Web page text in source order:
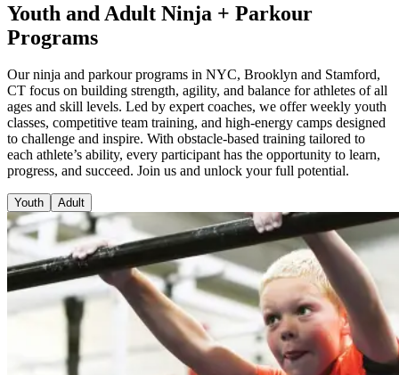
Youth and Adult Ninja + Parkour
Programs​​​​‌ ‍ ​‍​‍‌‍ ‌ ​‍‌‍‍‌‌‍‌ ‌‍‍‌‌‍ ‍​‍​‍​ ‍‍​‍​‍‌ ​ ‌‍​‌‌‍ ‍‌‍‍‌‌ ‌​‌ ‍‌​‍ ‍‌‍‍‌‌‍ ​‍​‍​‍ ​​‍​‍‌‍‍​‌ ​‍‌‍‌‌‌‍‌‍​‍​‍​ ‍‍​‍​‍‌‍‍​‌ ‌​‌ ‌​‌ ​​‌ ​ ​ ‍‍​‍ ​‍ ‌‍​ ‌‍‍​‌‍‌‌‌‍ ​‌ ​ ‌‍‌‌‌‍​‌‌ ​​‌‍‍‌‌‍‌‌‌ ​‍‌ ​ ​‍ ‍‌ ​ ‌‍​‌‌‍ ‍‌‍‍‌‌ ‌​‌ ‍‌​‍ ‍‌ ​ ‌ ‌​‌ ‌‌‌‍‌​‌‍‍‌‌‍ ​‍ ‌‍‍‌‌‍ ‍‌ ‌​‌‍‌‌‌‍ ‍‌ ‌​​‍ ‌‍‌‌‌‍‌​‌‍‍‌‌ ‌​​‍ ‌‍ ‌‌‍ ‌‍‌​‌‍‌‌​ ‌‌ ​​‌ ​‍‌‍‌‌‌ ​ ‌‍‌‌‌‍ ‍‌ ‌​‌‍​‌‌ ‌​‌‍‍‌‌‍ ‌‍ ‍​ ‍ ‌‍‍‌‌‍‌​​ ‌‌‍‌‍‌‍‌‍​ ‌‍‌‍‌‌‌‍‌‍‌‍​‍​ ‌ ​ ‌ ​‍ ‌​ ​ ‌‍​‍​ ‌​​ ​​​‍ ‌​ ‌​‌‍​ ​ ‍‌‌‍​‍​‍ ‌‌‍​‍‌‍‌‌​ ‍​‌‍​‌​‍ ‌​ ‍‌​ ​‍‌‍‌​‌‍​‌​ ​ ​ ​ ‌‍‌‌‌‍​ ‌‍​‌​ ​ ​ ‌‌​ ​‍​ ‍ ‌ ‌​‌ ‍‌‌ ​​‌‍‌‌​ ‌‌ ​​‌‍​‌‌‍‌ ‌‍‌‌​ ‍ ‌ ​​‌‍​‌‌ ‌​‌‍‍​​ ‌‌ ​​‌‍​‌‌‍‌ ‌‍‌‌‌​​‍‌ ‌‌‌‍‍‌‌‍ ​‌‍‌​‌‍‌‌‌ ​‍​‍‌‌​ ‌‌‌​​‍‌‌ ‌‍‍ ‌‍‌‌‌ ‍‌​‍‌‌​ ​ ‌​‌​​‍‌‌​ ​ ‌​‌​​‍‌‌​ ​‍​ ​‍‌‍​ ‌‍‌‌​ ​‍‌‍‌‍‌‍​ ‌‍‌​‌‍​‍​ ​​​ ‍​‌‍​‌‌‍‌‌​ ‌ ​‍‌‌​ ​‍​ ​‍​‍‌‌​ ‌‌‌​‌​​‍ ‍‌ ‌​‌‍‍‌‌ ‌​‌‍ ​‌‍‌‌​ ‌‍​‍‌‍​‌‌ ​ ‌‍‌‌‌‌‌‌‌ ​‍‌‍ ​​ ‌‌‍‍​‌ ‌​‌ ‌​‌ ​​‌ ​ ​‍‌‌​ ​ ‌​​‌​‍‌‌​ ​‍‌​‌‍​‍‌‌​ ​‍‌​‌‍‌‍​ ‌‍‍​‌‍‌‌‌‍ ​‌ ​ ‌‍‌‌‌‍​‌‌ ​​‌‍‍‌‌‍‌‌‌ ​‍‌ ​ ​‍ ‍‌ ​ ‌‍​‌‌‍ ‍‌‍‍‌‌ ‌​‌ ‍‌​‍ ‍‌ ​ ‌ ‌​‌ ‌‌‌‍‌​‌‍‍‌‌‍ ​‍‌‍‌‍‍‌‌‍‌​​ ‌‌‍‌‍‌‍‌‍​ ‌‍‌‍‌‌‌‍‌‍‌‍​‍​ ‌ ​ ‌ ​‍ ‌​ ​ ‌‍​‍​ ‌​​ ​​​‍ ‌​ ‌​‌‍​ ​ ‍‌‌‍​‍​‍ ‌‌‍​‍‌‍‌‌​ ‍​‌‍​‌​‍ ‌​ ‍‌​ ​‍‌‍‌​‌‍​‌​ ​ ​ ​ ‌‍‌‌‌‍​ ‌‍​‌​ ​ ​ ‌‌​ ​‍​‍‌‍‌ ‌​‌ ‍‌‌ ​​‌‍‌‌​ ‌‌ ​​‌‍​‌‌‍‌ ‌‍‌‌​‍‌‍‌ ​​‌‍​‌‌ ‌​‌‍‍​​ ‌‌ ​​‌‍​‌‌‍‌ ‌‍‌‌‌​​‍‌ ‌‌‌‍‍‌‌‍ ​‌‍‌​‌‍‌‌‌ ​‍​‍‌‌​ ‌‌‌​​‍‌‌ ‌‍‍ ‌‍‌‌‌ ‍‌​‍‌‌​ ​ ‌​‌​​‍‌‌​ ​ ‌​‌​​‍‌‌​ ​‍​ ​‍‌‍​ ‌‍‌‌​ ​‍‌‍‌‍‌‍​ ‌‍‌​‌‍​‍​ ​​​ ‍​‌‍​‌‌‍‌‌​ ‌ ​‍‌‌​ ​‍​ ​‍​‍‌‌​ ‌‌‌​‌​​‍ ‍‌ ‌​‌‍‍‌‌ ‌​‌‍ ​‌‍‌‌​‍‌‍‌ ​​‌‍‌‌‌ ​‍‌ ​ ‌ ​​‌‍‌‌‌‍​ ‌ ‌​‌‍‍‌‌ ‌‍‌‍‌‌​ ‌‌ ​​‌ ‌‌‌‍​‍‌‍ ​‌‍‍‌‌ ​ ‌‍‍​‌‍‌‌‌‍‌​​‍​‍‌ ‌
Our ninja and parkour programs in NYC, Brooklyn and Stamford,
CT focus on building strength, agility, and balance for athletes of all
ages and skill levels. Led by expert coaches, we offer weekly youth
classes, competitive team training, and high-energy camps designed
to challenge and inspire. With obstacle-based training tailored to
each athlete’s ability, every participant has the opportunity to learn,
progress, and succeed. Join us and unlock your full potential.​​​​‌ ‍ ​‍​‍‌‍ ‌ ​‍‌‍‍‌‌‍‌ ‌‍‍‌‌‍ ‍​‍​‍​ ‍‍​‍​‍‌ ​ ‌‍​‌‌‍ ‍‌‍‍‌‌ ‌​‌ ‍‌​‍ ‍‌‍‍‌‌‍ ​‍​‍​‍ ​​‍​‍‌‍‍​‌ ​‍‌‍‌‌‌‍‌‍​‍​‍​ ‍‍​‍​‍‌‍‍​‌ ‌​‌ ‌​‌ ​​‌ ​ ​ ‍‍​‍ ​‍ ‌‍​ ‌‍‍​‌‍‌‌‌‍ ​‌ ​ ‌‍‌‌‌‍​‌‌ ​​‌‍‍‌‌‍‌‌‌ ​‍‌ ​ ​‍ ‍‌ ​ ‌‍​‌‌‍ ‍‌‍‍‌‌ ‌​‌ ‍‌​‍ ‍‌ ​ ‌ ‌​‌ ‌‌‌‍‌​‌‍‍‌‌‍ ​‍ ‌‍‍‌‌‍ ‍‌ ‌​‌‍‌‌‌‍ ‍‌ ‌​​‍ ‌‍‌‌‌‍‌​‌‍‍‌‌ ‌​​‍ ‌‍ ‌‌‍ ‌‍‌​‌‍‌‌​ ‌‌ ​​‌ ​‍‌‍‌‌‌ ​ ‌‍‌‌‌‍ ‍‌ ‌​‌‍​‌‌ ‌​‌‍‍‌‌‍ ‌‍ ‍​ ‍ ‌‍‍‌‌‍‌​​ ‌‌‍‌‍‌‍‌‍​ ‌‍‌‍‌‌‌‍‌‍‌‍​‍​ ‌ ​ ‌ ​‍ ‌​ ​ ‌‍​‍​ ‌​​ ​​​‍ ‌​ ‌​‌‍​ ​ ‍‌‌‍​‍​‍ ‌‌‍​‍‌‍‌‌​ ‍​‌‍​‌​‍ ‌​ ‍‌​ ​‍‌‍‌​‌‍​‌​ ​ ​ ​ ‌‍‌‌‌‍​ ‌‍​‌​ ​ ​ ‌‌​ ​‍​ ‍ ‌ ‌​‌ ‍‌‌ ​​‌‍‌‌​ ‌‌ ​​‌‍​‌‌‍‌ ‌‍‌‌​ ‍ ‌ ​​‌‍​‌‌ ‌​‌‍‍​​ ‌‌ ​​‌‍​‌‌‍‌ ‌‍‌‌‌​​‍‌ ‌‌‌‍‍‌‌‍ ​‌‍‌​‌‍‌‌‌ ​‍​‍‌‌​ ‌‌‌​​‍‌‌ ‌‍‍ ‌‍‌‌‌ ‍‌​‍‌‌​ ​ ‌​‌​​‍‌‌​ ​ ‌​‌​​‍‌‌​ ​‍​ ​‍‌‍​ ‌‍‌‌​ ​‍‌‍‌‍‌‍​ ‌‍‌​‌‍​‍​ ​​​ ‍​‌‍​‌‌‍‌‌​ ‌ ​‍‌‌​ ​‍​ ​‍​‍‌‌​ ‌‌‌​‌​​‍ ‍‌‍‌​‌‍‌‌‌ ​ ‌‍​ ‌ ​‍‌‍‍‌‌ ​​‌ ‌​‌‍‍‌‌‍ ‌‍ ‍​ ‌‍​‍‌‍​‌‌ ​ ‌‍‌‌‌‌‌‌‌ ​‍‌‍ ​​ ‌‌‍‍​‌ ‌​‌ ‌​‌ ​​‌ ​ ​‍‌‌​ ​ ‌​​‌​‍‌‌​ ​‍‌​‌‍​‍‌‌​ ​‍‌​‌‍‌‍​ ‌‍‍​‌‍‌‌‌‍ ​‌ ​ ‌‍‌‌‌‍​‌‌ ​​‌‍‍‌‌‍‌‌‌ ​‍‌ ​ ​‍ ‍‌ ​ ‌‍​‌‌‍ ‍‌‍‍‌‌ ‌​‌ ‍‌​‍ ‍‌ ​ ‌ ‌​‌ ‌‌‌‍‌​‌‍‍‌‌‍ ​‍‌‍‌‍‍‌‌‍‌​​ ‌‌‍‌‍‌‍‌‍​ ‌‍‌‍‌‌‌‍‌‍‌‍​‍​ ‌ ​ ‌ ​‍ ‌​ ​ ‌‍​‍​ ‌​​ ​​​‍ ‌​ ‌​‌‍​ ​ ‍‌‌‍​‍​‍ ‌‌‍​‍‌‍‌‌​ ‍​‌‍​‌​‍ ‌​ ‍‌​ ​‍‌‍‌​‌‍​‌​ ​ ​ ​ ‌‍‌‌‌‍​ ‌‍​‌​ ​ ​ ‌‌​ ​‍​‍‌‍‌ ‌​‌ ‍‌‌ ​​‌‍‌‌​ ‌‌ ​​‌‍​‌‌‍‌ ‌‍‌‌​‍‌‍‌ ​​‌‍​‌‌ ‌​‌‍‍​​ ‌‌ ​​‌‍​‌‌‍‌ ‌‍‌‌‌​​‍‌ ‌‌‌‍‍‌‌‍ ​‌‍‌​‌‍‌‌‌ ​‍​‍‌‌​ ‌‌‌​​‍‌‌ ‌‍‍ ‌‍‌‌‌ ‍‌​‍‌‌​ ​ ‌​‌​​‍‌‌​ ​ ‌​‌​​‍‌‌​ ​‍​ ​‍‌‍​ ‌‍‌‌​ ​‍‌‍‌‍‌‍​ ‌‍‌​‌‍​‍​ ​​​ ‍​‌‍​‌‌‍‌‌​ ‌ ​‍‌‌​ ​‍​ ​‍​‍‌‌​ ‌‌‌​‌​​‍ ‍‌‍‌​‌‍‌‌‌ ​ ‌‍​ ‌ ​‍‌‍‍‌‌ ​​‌ ‌​‌‍‍‌‌‍ ‌‍ ‍​‍‌‍‌ ​​‌‍‌‌‌ ​‍‌ ​ ‌ ​​‌‍‌‌‌‍​ ‌ ‌​‌‍‍‌‌ ‌‍‌‍‌‌​ ‌‌ ​​‌ ‌‌‌‍​‍‌‍ ​‌‍‍‌‌ ​ ‌‍‍​‌‍‌‌‌‍‌​​‍​‍‌ ‌
Youth​​​​‌ ‍ ​‍​‍‌‍ ‌ ​‍‌‍‍‌‌‍‌ ‌‍‍‌‌‍ ‍​‍​‍​ ‍‍​‍​‍‌ ​ ‌‍​‌‌‍ ‍‌‍‍‌‌ ‌​‌ ‍‌​‍ ‍‌‍‍‌‌‍ ​‍​‍​‍ ​​‍​‍‌‍‍​‌ ​‍‌‍‌‌‌‍‌‍​‍​‍​ ‍‍​‍​‍‌‍‍​‌ ‌​‌ ‌​‌ ​​‌ ​ ​ ‍‍​‍ ​‍ ‌‍​ ‌‍‍​‌‍‌‌‌‍ ​‌ ​ ‌‍‌‌‌‍​‌‌ ​​‌‍‍‌‌‍‌‌‌ ​‍‌ ​ ​‍ ‍‌ ​ ‌‍​‌‌‍ ‍‌‍‍‌‌ ‌​‌ ‍‌​‍ ‍‌ ​ ‌ ‌​‌ ‌‌‌‍‌​‌‍‍‌‌‍ ​‍ ‌‍‍‌‌‍ ‍‌ ‌​‌‍‌‌‌‍ ‍‌ ‌​​‍ ‌‍‌‌‌‍‌​‌‍‍‌‌ ‌​​‍ ‌‍ ‌‌‍ ‌‍‌​‌‍‌‌​ ‌‌ ​​‌ ​‍‌‍‌‌‌ ​ ‌‍‌‌‌‍ ‍‌ ‌​‌‍​‌‌ ‌​‌‍‍‌‌‍ ‌‍ ‍​ ‍ ‌‍‍‌‌‍‌​​ ‌​ ‌ ‌‍‌‍​ ​‌​ ‍‌​ ‌‍‌‍‌​​ ‍​‌‍‌‌​‍ ‌​ ‌​​ ‌ ​ ‍‌​ ‌‍​‍ ‌​ ‌​​ ​ ‌‍​‌‌‍‌‍​‍ ‌​ ‍​​ ‌​‌‍‌​‌‍‌​​‍ ‌​ ‌‌‌‍‌‌‌‍‌‍​ ‍​​ ​ ‌‍‌​​ ‍​​ ‍​​ ‍​​ ​​‌‍‌‍‌‍‌‌​ ‍ ‌ ‌​‌ ‍‌‌ ​​‌‍‌‌​ ‌‌ ​ ‌‍‌‌‌‍‌ ‌‍ ‌‌‍‌‌‌‍ ‍‌ ‌​​ ‍ ‌ ​​‌‍​‌‌ ‌​‌‍‍​​ ‌‌‍ ‍‌‍​‌‌‍ ‌‌‍‌‌​ ‌‍​‍‌‍​‌‌ ​ ‌‍‌‌‌‌‌‌‌ ​‍‌‍ ​​ ‌‌‍‍​‌ ‌​‌ ‌​‌ ​​‌ ​ ​‍‌‌​ ​ ‌​​‌​‍‌‌​ ​‍‌​‌‍​‍‌‌​ ​‍‌​‌‍‌‍​ ‌‍‍​‌‍‌‌‌‍ ​‌ ​ ‌‍‌‌‌‍​‌‌ ​​‌‍‍‌‌‍‌‌‌ ​‍‌ ​ ​‍ ‍‌ ​ ‌‍​‌‌‍ ‍‌‍‍‌‌ ‌​‌ ‍‌​‍ ‍‌ ​ ‌ ‌​‌ ‌‌‌‍‌​‌‍‍‌‌‍ ​‍‌‍‌‍‍‌‌‍‌​​ ‌​ ‌ ‌‍‌‍​ ​‌​ ‍‌​ ‌‍‌‍‌​​ ‍​‌‍‌‌​‍ ‌​ ‌​​ ‌ ​ ‍‌​ ‌‍​‍ ‌​ ‌​​ ​ ‌‍​‌‌‍‌‍​‍ ‌​ ‍​​ ‌​‌‍‌​‌‍‌​​‍ ‌​ ‌‌‌‍‌‌‌‍‌‍​ ‍​​ ​ ‌‍‌​​ ‍​​ ‍​​ ‍​​ ​​‌‍‌‍‌‍‌‌​‍‌‍‌ ‌​‌ ‍‌‌ ​​‌‍‌‌​ ‌‌ ​ ‌‍‌‌‌‍‌ ‌‍ ‌‌‍‌‌‌‍ ‍‌ ‌​​‍‌‍‌ ​​‌‍​‌‌ ‌​‌‍‍​​ ‌‌‍ ‍‌‍​‌‌‍ ‌‌‍‌‌​‍‌‍‌ ​​‌‍‌‌‌ ​‍‌ ​ ‌ ​​‌‍‌‌‌‍​ ‌ ‌​‌‍‍‌‌ ‌‍‌‍‌‌​ ‌‌ ​​‌ ‌‌‌‍​‍‌‍ ​‌‍‍‌‌ ​ ‌‍‍​‌‍‌‌‌‍‌​​‍​‍‌ ‌ Adult​​​​‌ ‍ ​‍​‍‌‍ ‌ ​‍‌‍‍‌‌‍‌ ‌‍‍‌‌‍ ‍​‍​‍​ ‍‍​‍​‍‌ ​ ‌‍​‌‌‍ ‍‌‍‍‌‌ ‌​‌ ‍‌​‍ ‍‌‍‍‌‌‍ ​‍​‍​‍ ​​‍​‍‌‍‍​‌ ​‍‌‍‌‌‌‍‌‍​‍​‍​ ‍‍​‍​‍‌‍‍​‌ ‌​‌ ‌​‌ ​​‌ ​ ​ ‍‍​‍ ​‍ ‌‍​ ‌‍‍​‌‍‌‌‌‍ ​‌ ​ ‌‍‌‌‌‍​‌‌ ​​‌‍‍‌‌‍‌‌‌ ​‍‌ ​ ​‍ ‍‌ ​ ‌‍​‌‌‍ ‍‌‍‍‌‌ ‌​‌ ‍‌​‍ ‍‌ ​ ‌ ‌​‌ ‌‌‌‍‌​‌‍‍‌‌‍ ​‍ ‌‍‍‌‌‍ ‍‌ ‌​‌‍‌‌‌‍ ‍‌ ‌​​‍ ‌‍‌‌‌‍‌​‌‍‍‌‌ ‌​​‍ ‌‍ ‌‌‍ ‌‍‌​‌‍‌‌​ ‌‌ ​​‌ ​‍‌‍‌‌‌ ​ ‌‍‌‌‌‍ ‍‌ ‌​‌‍​‌‌ ‌​‌‍‍‌‌‍ ‌‍ ‍​ ‍ ‌‍‍‌‌‍‌​​ ‌​ ​ ‌‍‌​‌‍‌‍‌‍‌‍‌‍‌​‌‍‌‌‌‍​ ‌‍‌‌​‍ ‌‌‍​‌​ ‍‌​ ​​​ ‌‌​‍ ‌​ ‌​​ ‌ ​ ​‍‌‍‌​​‍ ‌‌‍​‍​ ​​‌‍​‌​ ‍​​‍ ‌​ ‍​‌‍‌​​ ‌‌‌‍​‌‌‍​‌​ ‌‌​ ‍​​ ​‍​ ‌‌​ ‌ ​ ‍​​ ​​​ ‍ ‌ ‌​‌ ‍‌‌ ​​‌‍‌‌​ ‌‌ ​ ‌‍‌‌‌‍‌ ‌‍ ‌‌‍‌‌‌‍ ‍‌ ‌​​ ‍ ‌ ​​‌‍​‌‌ ‌​‌‍‍​​ ‌‌‍ ‍‌‍​‌‌‍ ‌‌‍‌‌​ ‌‍​‍‌‍​‌‌ ​ ‌‍‌‌‌‌‌‌‌ ​‍‌‍ ​​ ‌‌‍‍​‌ ‌​‌ ‌​‌ ​​‌ ​ ​‍‌‌​ ​ ‌​​‌​‍‌‌​ ​‍‌​‌‍​‍‌‌​ ​‍‌​‌‍‌‍​ ‌‍‍​‌‍‌‌‌‍ ​‌ ​ ‌‍‌‌‌‍​‌‌ ​​‌‍‍‌‌‍‌‌‌ ​‍‌ ​ ​‍ ‍‌ ​ ‌‍​‌‌‍ ‍‌‍‍‌‌ ‌​‌ ‍‌​‍ ‍‌ ​ ‌ ‌​‌ ‌‌‌‍‌​‌‍‍‌‌‍ ​‍‌‍‌‍‍‌‌‍‌​​ ‌​ ​ ‌‍‌​‌‍‌‍‌‍‌‍‌‍‌​‌‍‌‌‌‍​ ‌‍‌‌​‍ ‌‌‍​‌​ ‍‌​ ​​​ ‌‌​‍ ‌​ ‌​​ ‌ ​ ​‍‌‍‌​​‍ ‌‌‍​‍​ ​​‌‍​‌​ ‍​​‍ ‌​ ‍​‌‍‌​​ ‌‌‌‍​‌‌‍​‌​ ‌‌​ ‍​​ ​‍​ ‌‌​ ‌ ​ ‍​​ ​​​‍‌‍‌ ‌​‌ ‍‌‌ ​​‌‍‌‌​ ‌‌ ​ ‌‍‌‌‌‍‌ ‌‍ ‌‌‍‌‌‌‍ ‍‌ ‌​​‍‌‍‌ ​​‌‍​‌‌ ‌​‌‍‍​​ ‌‌‍ ‍‌‍​‌‌‍ ‌‌‍‌‌​‍‌‍‌ ​​‌‍‌‌‌ ​‍‌ ​ ‌ ​​‌‍‌‌‌‍​ ‌ ‌​‌‍‍‌‌ ‌‍‌‍‌‌​ ‌‌ ​​‌ ‌‌‌‍​‍‌‍ ​‌‍‍‌‌ ​ ‌‍‍​‌‍‌‌‌‍‌​​‍​‍‌ ‌